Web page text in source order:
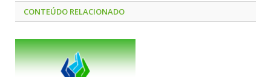
CONTEÚDO RELACIONADO